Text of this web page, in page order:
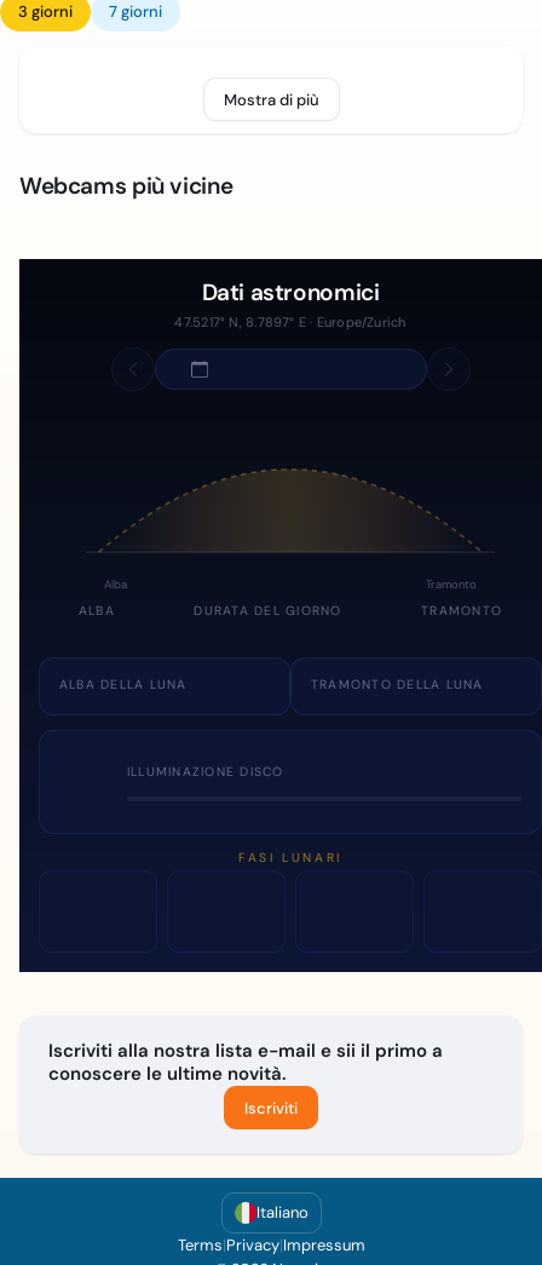
3 giorni 7 giorni
Mostra di più
Webcams più vicine
Dati astronomici
47.5217° N, 8.7897° E · Europe/Zurich
Alba Tramonto
ALBA DURATA DEL GIORNO TRAMONTO
ALBA DELLA LUNA TRAMONTO DELLA LUNA
ILLUMINAZIONE DISCO
FASI LUNARI
Iscriviti alla nostra lista e-mail e sii il primo a
conoscere le ultime novità.
Iscriviti
Italiano
Terms|Privacy|Impressum